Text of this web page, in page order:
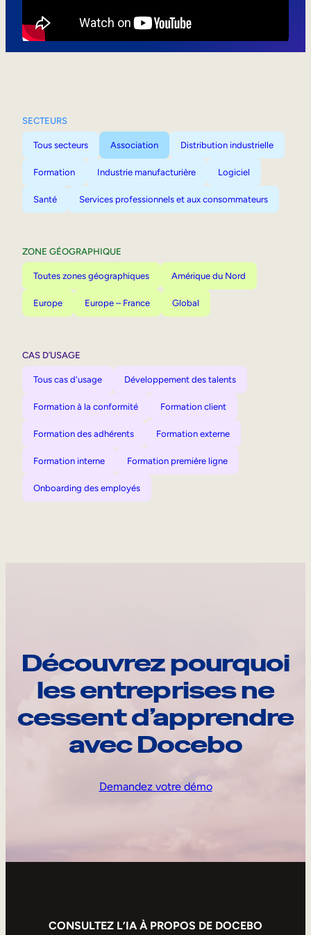
SECTEURS
Tous secteurs Association Distribution industrielle
Formation Industrie manufacturière Logiciel
Santé Services professionnels et aux consommateurs
ZONE GÉOGRAPHIQUE
Toutes zones géographiques Amérique du Nord
Europe Europe – France Global
CAS D’USAGE
Tous cas d'usage Développement des talents
Formation à la conformité Formation client
Formation des adhérents Formation externe
Formation interne Formation première ligne
Onboarding des employés
Découvrez pourquoi
les entreprises ne
cessent d’apprendre
avec Docebo
Demandez votre démo
CONSULTEZ L’IA À PROPOS DE DOCEBO